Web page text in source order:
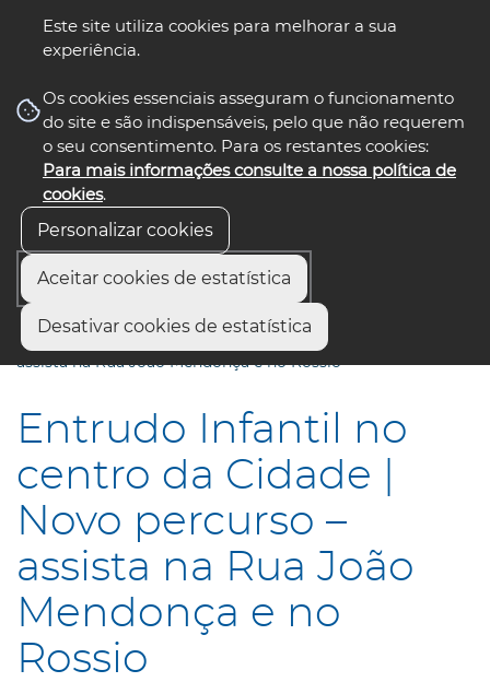
Este site utiliza cookies para melhorar a sua
experiência.
Os cookies essenciais asseguram o funcionamento
do site e são indispensáveis, pelo que não requerem
o seu consentimento. Para os restantes cookies:
Para mais informações consulte a nossa política de
cookies.
Personalizar cookies
Aceitar cookies de estatística
Desativar cookies de estatística
nos select language
Início
Entrudo Infantil no centro da Cidade | Novo percurso –
assista na Rua João Mendonça e no Rossio
Entrudo Infantil no
centro da Cidade |
Novo percurso –
assista na Rua João
Mendonça e no
Rossio